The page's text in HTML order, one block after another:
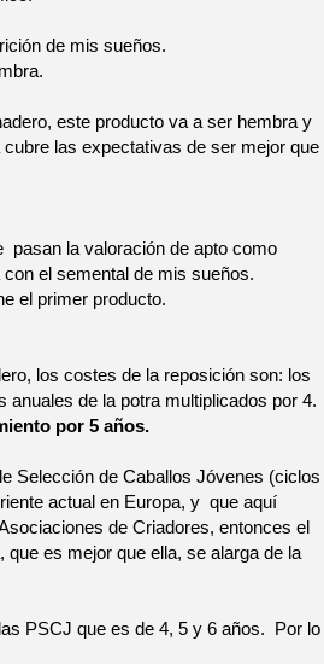
de mis sueños.
este producto va a ser hembra y
las expectativas de ser mejor que
pasan la valoración de apto como
el semental de mis sueños.
el primer producto.
los costes de la reposición son: los
anuales de la potra multiplicados por 4.
por 5 años.
Selección de Caballos Jóvenes (ciclos
actual en Europa, y que aquí
de Criadores, entonces el
es mejor que ella, se alarga de la
PSCJ que es de 4, 5 y 6 años. Por lo